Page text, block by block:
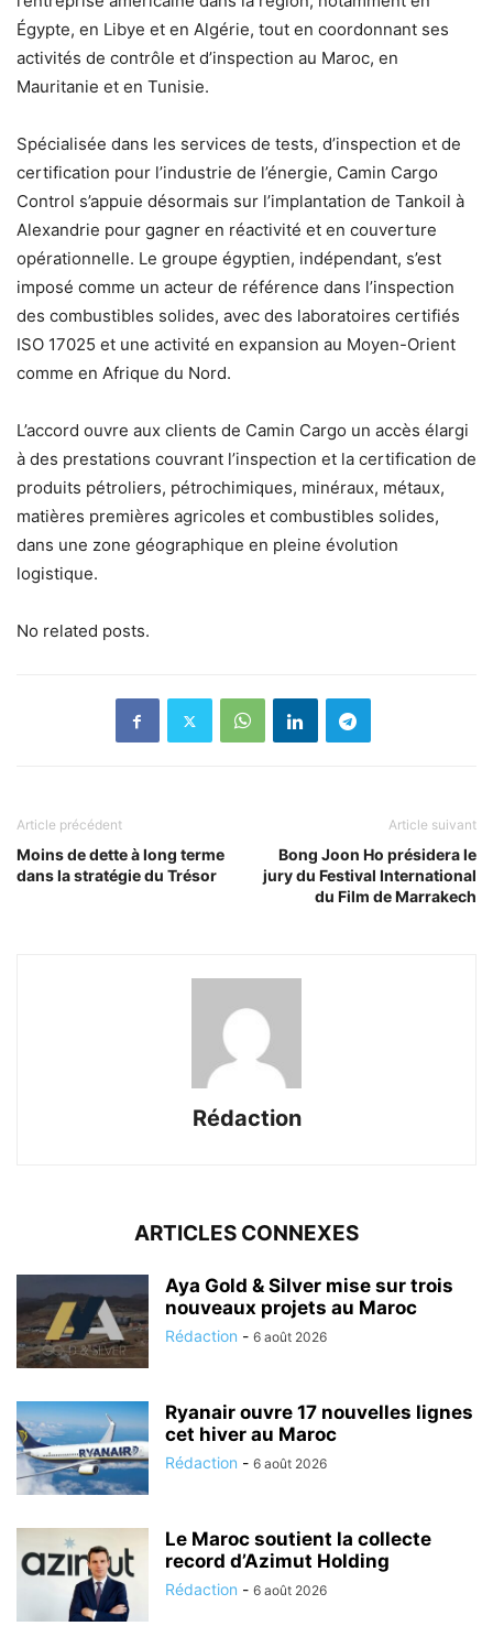
Égypte, en Libye et en Algérie, tout en coordonnant ses
activités de contrôle et d’inspection au Maroc, en
Mauritanie et en Tunisie.
Spécialisée dans les services de tests, d’inspection et de
certification pour l’industrie de l’énergie, Camin Cargo
Control s’appuie désormais sur l’implantation de Tankoil à
Alexandrie pour gagner en réactivité et en couverture
opérationnelle. Le groupe égyptien, indépendant, s’est
imposé comme un acteur de référence dans l’inspection
des combustibles solides, avec des laboratoires certifiés
ISO 17025 et une activité en expansion au Moyen-Orient
comme en Afrique du Nord.
L’accord ouvre aux clients de Camin Cargo un accès élargi
à des prestations couvrant l’inspection et la certification de
produits pétroliers, pétrochimiques, minéraux, métaux,
matières premières agricoles et combustibles solides,
dans une zone géographique en pleine évolution
logistique.
No related posts.
Article précédent
Moins de dette à long terme
dans la stratégie du Trésor
Article suivant
Bong Joon Ho présidera le
jury du Festival International
du Film de Marrakech
Rédaction
ARTICLES CONNEXES
Aya Gold & Silver mise sur trois
nouveaux projets au Maroc
Rédaction - 6 août 2026
Ryanair ouvre 17 nouvelles lignes
cet hiver au Maroc
Rédaction - 6 août 2026
Le Maroc soutient la collecte
record d’Azimut Holding
Rédaction - 6 août 2026